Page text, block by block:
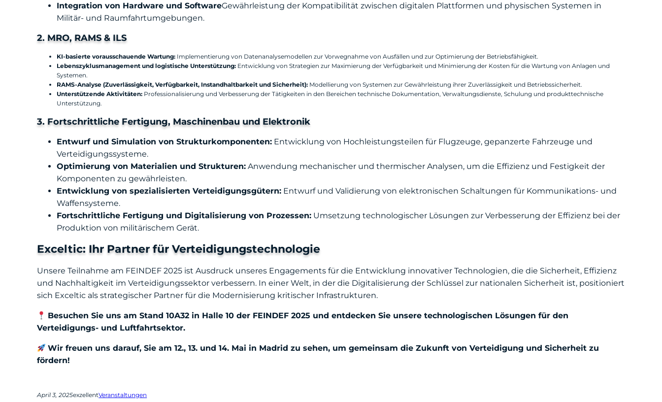
Integration von Hardware und SoftwareGewährleistung der Kompatibilität zwischen digitalen Plattformen und physischen Systemen in
Militär- und Raumfahrtumgebungen.
2. MRO, RAMS & ILS
KI-basierte vorausschauende Wartung: Implementierung von Datenanalysemodellen zur Vorwegnahme von Ausfällen und zur Optimierung der Betriebsfähigkeit.
Lebenszyklusmanagement und logistische Unterstützung: Entwicklung von Strategien zur Maximierung der Verfügbarkeit und Minimierung der Kosten für die Wartung von Anlagen und
Systemen.
RAMS-Analyse (Zuverlässigkeit, Verfügbarkeit, Instandhaltbarkeit und Sicherheit): Modellierung von Systemen zur Gewährleistung ihrer Zuverlässigkeit und Betriebssicherheit.
Unterstützende Aktivitäten: Professionalisierung und Verbesserung der Tätigkeiten in den Bereichen technische Dokumentation, Verwaltungsdienste, Schulung und produkttechnische
Unterstützung.
3. Fortschrittliche Fertigung, Maschinenbau und Elektronik
Entwurf und Simulation von Strukturkomponenten: Entwicklung von Hochleistungsteilen für Flugzeuge, gepanzerte Fahrzeuge und
Verteidigungssysteme.
Optimierung von Materialien und Strukturen: Anwendung mechanischer und thermischer Analysen, um die Effizienz und Festigkeit der
Komponenten zu gewährleisten.
Entwicklung von spezialisierten Verteidigungsgütern: Entwurf und Validierung von elektronischen Schaltungen für Kommunikations- und
Waffensysteme.
Fortschrittliche Fertigung und Digitalisierung von Prozessen: Umsetzung technologischer Lösungen zur Verbesserung der Effizienz bei der
Produktion von militärischem Gerät.
Exceltic: Ihr Partner für Verteidigungstechnologie
Unsere Teilnahme am FEINDEF 2025 ist Ausdruck unseres Engagements für die Entwicklung innovativer Technologien, die die Sicherheit, Effizienz
und Nachhaltigkeit im Verteidigungssektor verbessern. In einer Welt, in der die Digitalisierung der Schlüssel zur nationalen Sicherheit ist, positioniert
sich Exceltic als strategischer Partner für die Modernisierung kritischer Infrastrukturen.
Besuchen Sie uns am Stand 10A32 in Halle 10 der FEINDEF 2025 und entdecken Sie unsere technologischen Lösungen für den
Verteidigungs- und Luftfahrtsektor.
Wir freuen uns darauf, Sie am 12., 13. und 14. Mai in Madrid zu sehen, um gemeinsam die Zukunft von Verteidigung und Sicherheit zu
fördern!
April 3, 2025exzellentVeranstaltungen